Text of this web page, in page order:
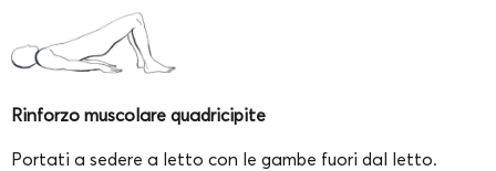
Rinforzo muscolare quadricipite
Portati a sedere a letto con le gambe fuori dal letto.